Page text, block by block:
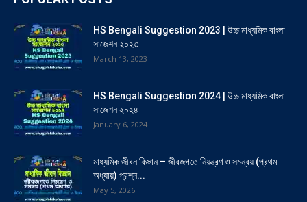
HS Bengali Suggestion 2023 | উচ্চ মাধ্যমিক বাংলা
সাজেশন ২০২৩
March 13, 2023
HS Bengali Suggestion 2024 | উচ্চ মাধ্যমিক বাংলা
সাজেশন ২০২৪
January 6, 2024
মাধ্যমিক জীবন বিজ্ঞান – জীবজগতে নিয়ন্ত্রণ ও সমন্বয় (প্রথম
অধ্যায়) প্রশ্ন...
May 5, 2026